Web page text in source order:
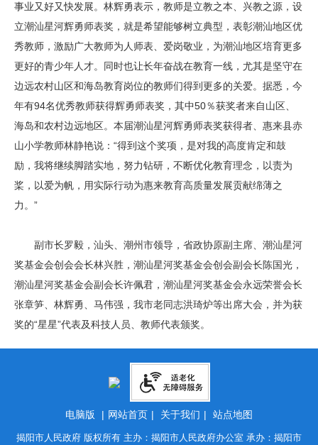
事业又好又快发展。林辉勇表示，教师是立教之本、兴教之源，设
立潮汕星河辉勇师表奖，就是希望能够树立典型，表彰潮汕地区优
秀教师，激励广大教师为人师表、爱岗敬业，为潮汕地区培育更多
更好的青少年人才。同时也让长年奋战在教育一线，尤其是坚守在
边远农村山区和海岛教育岗位的教师们得到更多的关爱。据悉，今
年有94名优秀教师获得辉勇师表奖，其中50％获奖者来自山区、
海岛和农村边远地区。本届潮汕星河辉勇师表奖获得者、惠来县赤
山小学教师林静艳说：“得到这个奖项，是对我的高度肯定和鼓
励，我将继续脚踏实地，努力钻研，不断优化教育理念，以责为
桨，以爱为帆，用实际行动为惠来教育高质量发展贡献绵薄之
力。”
副市长罗毅，汕头、潮州市领导，省政协原副主席、潮汕星河
奖基金会创会会长林兴胜，潮汕星河奖基金会创会副会长陈国光，
潮汕星河奖基金会副会长许佩君，潮汕星河奖基金会永远荣誉会长
张章笋、林辉勇、马伟强，我市老同志洪琦炉等出席大会，并为获
奖的“星星”代表及科技人员、教师代表颁奖。
电脑版 | 网站首页 | 关于我们 | 站点地图
揭阳市人民政府 版权所有 主办：揭阳市人民政府办公室 承办：揭阳市